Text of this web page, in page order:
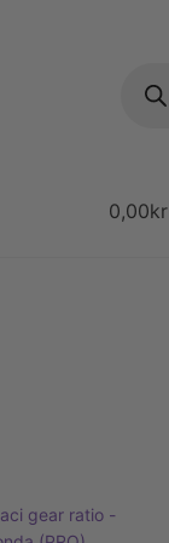
0,00kr